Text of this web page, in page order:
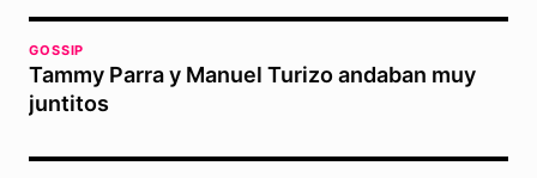
GOSSIP
Tammy Parra y Manuel Turizo andaban muy
juntitos